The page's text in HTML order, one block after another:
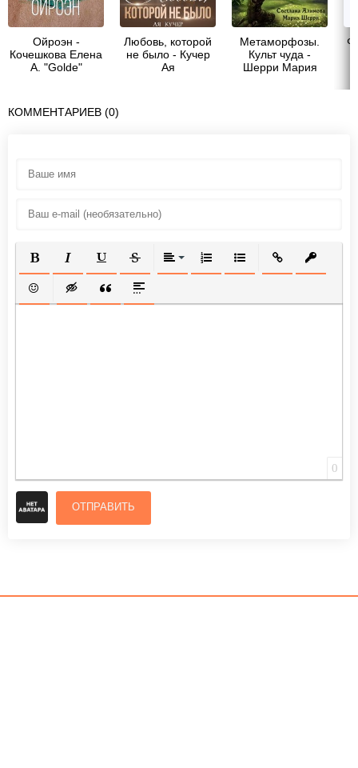
Ойроэн -
Кочешкова Елена
А. "Golde"
Любовь, которой
не было - Кучер
Ая
Метаморфозы.
Культ чуда -
Шерри Мария
КОММЕНТАРИЕВ (0)
ПОЛУЖИРНЫЙ
КУРСИВПОДЧЕРКНУТЫЙ
ЗАЧЕРКНУТЫЙВЫРАВНИВАНИЕ
НУМЕРОВАННЫЙ СПИСОК
МАРКИРОВАННЫЙ
ВСТАВИТЬ
ВСТАВИТЬ СМАЙЛИК
ВСТАВКА СКРЫТОГО ТЕКСТА
ВСТАВКА ЦИТАТЫ
ВСТАВКА СПОЙЛЕРА
0
ОТПРАВИТЬ